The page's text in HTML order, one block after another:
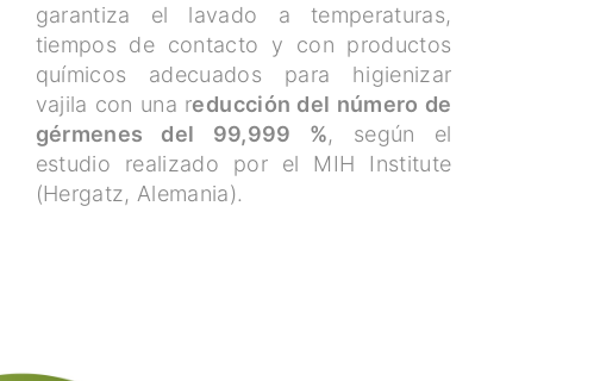
garantiza el lavado a temperaturas,
tiempos de contacto y con productos
químicos adecuados para higienizar
vajila con una reducción del número de
gérmenes del 99,999 %, según el
estudio realizado por el MIH Institute
(Hergatz, Alemania).